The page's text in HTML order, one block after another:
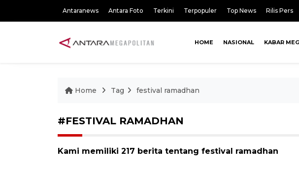
Antaranews Antara Foto Terkini Terpopuler Top News Rilis Pers
HOME NASIONAL KABAR
Home Tag festival ramadhan
#FESTIVAL RAMADHAN
Kami memiliki 217 berita tentang festival ramadhan